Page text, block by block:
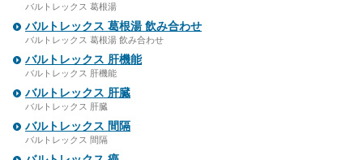
バルトレックス 葛根湯
バルトレックス 葛根湯 飲み合わせ
バルトレックス 葛根湯 飲み合わせ
バルトレックス 肝機能
バルトレックス 肝機能
バルトレックス 肝臓
バルトレックス 肝臓
バルトレックス 間隔
バルトレックス 間隔